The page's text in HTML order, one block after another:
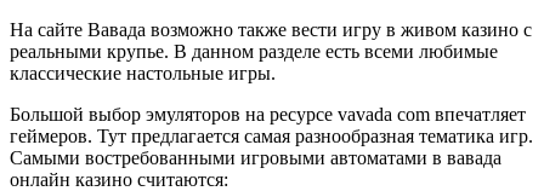
На сайте Вавада возможно также вести игру в живом казино с
реальными крупье. В данном разделе есть всеми любимые
классические настольные игры.
Большой выбор эмуляторов на ресурсе vavada com впечатляет
геймеров. Тут предлагается самая разнообразная тематика игр.
Самыми востребованными игровыми автоматами в вавада
онлайн казино считаются: